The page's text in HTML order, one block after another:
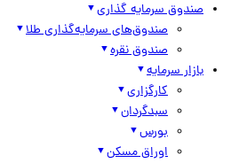
صندوق سرمایه گذاری
صندوق‌های سرمایه‌گذاری طلا
صندوق نقره
بازار سرمایه
کارگزاری
سبدگردان
بورس
اوراق مسکن